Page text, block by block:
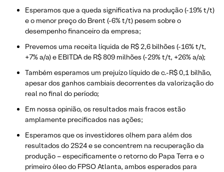
Esperamos que a queda significativa na produção (-19% t/t)
e o menor preço do Brent (-6% t/t) pesem sobre o
desempenho financeiro da empresa;
Prevemos uma receita líquida de R$ 2,6 bilhões (-16% t/t,
+7% a/a) e EBITDA de R$ 809 milhões (-29% t/t, +26% a/a);
Também esperamos um prejuízo líquido de c.-R$ 0,1 bilhão,
apesar dos ganhos cambiais decorrentes da valorização do
real no final do período;
Em nossa opinião, os resultados mais fracos estão
amplamente precificados nas ações;
Esperamos que os investidores olhem para além dos
resultados do 2S24 e se concentrem na recuperação da
produção – especificamente o retorno do Papa Terra e o
primeiro óleo do FPSO Atlanta, ambos esperados para